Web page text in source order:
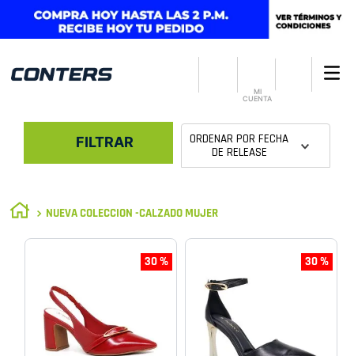
MI
CUENTA
FILTRAR ORDENAR POR FECHA
DE RELEASE
NUEVA COLECCION -CALZADO MUJER
30 % 30 %